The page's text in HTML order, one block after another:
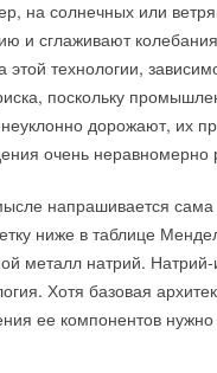
на солнечных или
и сглаживают
технологии,
поскольку
дорожают, их
очень
напрашивается
ниже в таблице
металл натрий.
Хотя базовая
ее компонентов
пространств,
легких
тонких колонн.
к его периферии,
Само здание центра
кровельной системы
МАКСИ ALL